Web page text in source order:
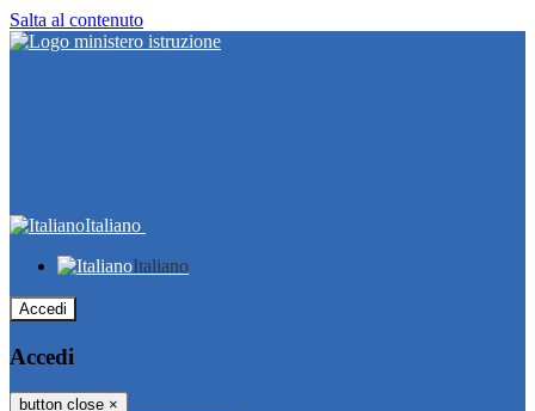
Salta al contenuto
Italiano
Italiano
Accedi
Accedi
button close ×